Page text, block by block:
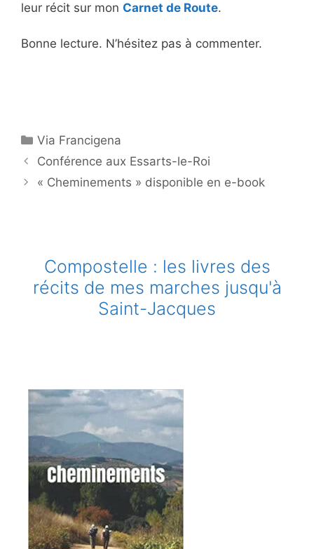
leur récit sur mon Carnet de Route.
Bonne lecture. N’hésitez pas à commenter.
Catégories
Via Francigena
Conférence aux Essarts-le-Roi
« Cheminements » disponible en e-book
Compostelle : les livres des
récits de mes marches jusqu'à
Saint-Jacques